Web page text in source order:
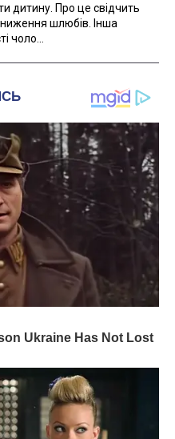
дитину. Про це свідчить
шлюбів. Інша
чоло...